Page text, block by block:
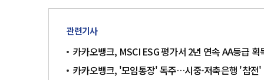
관련기사
카카오뱅크, MSCI ESG 평가서 2년 연속 AA등급 획
카카오뱅크, '모임통장' 독주…시중·저축은행 '참전'